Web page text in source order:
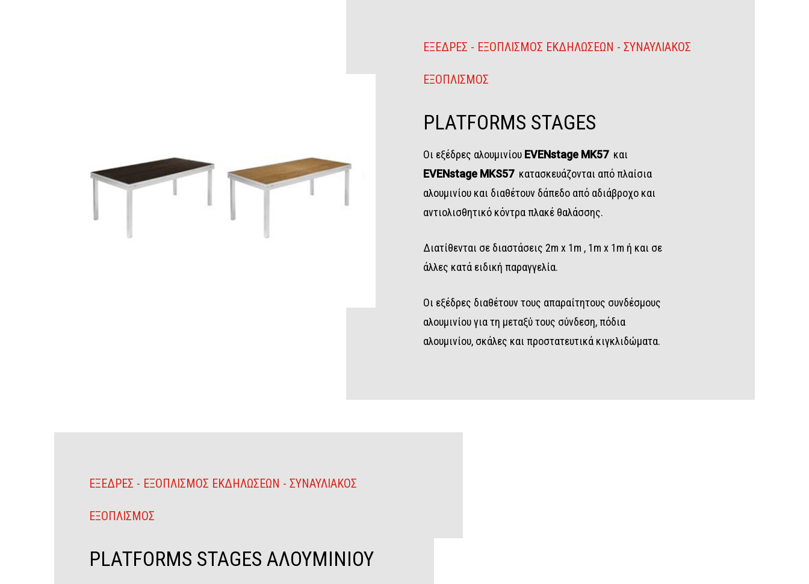
ΕΞΕΔΡΕΣ - ΕΞΟΠΛΙΣΜΟΣ ΕΚΔΗΛΩΣΕΩΝ - ΣΥΝΑΥΛΙΑΚΟΣ
ΕΞΟΠΛΙΣΜΟΣ
PLATFORMS STAGES
Οι εξέδρες αλουμινίου EVENstage MK57και
EVENstage MKS57 κατασκευάζονται από πλαίσια
αλουμινίου και διαθέτουν δάπεδο από αδιάβροχο και
αντιολισθητικό κόντρα πλακέ θαλάσσης.
Διατίθενται σε διαστάσεις 2m x 1m , 1m x 1m ή και σε
άλλες κατά ειδική παραγγελία.
Οι εξέδρες διαθέτουν τους απαραίτητους συνδέσμους
αλουμινίου για τη μεταξύ τους σύνδεση, πόδια
αλουμινίου, σκάλες και προστατευτικά κιγκλιδώματα.
ΕΞΕΔΡΕΣ - ΕΞΟΠΛΙΣΜΟΣ ΕΚΔΗΛΩΣΕΩΝ - ΣΥΝΑΥΛΙΑΚΟΣ
ΕΞΟΠΛΙΣΜΟΣ
PLATFORMS STAGES ΑΛΟΥΜΙΝΙΟΥ